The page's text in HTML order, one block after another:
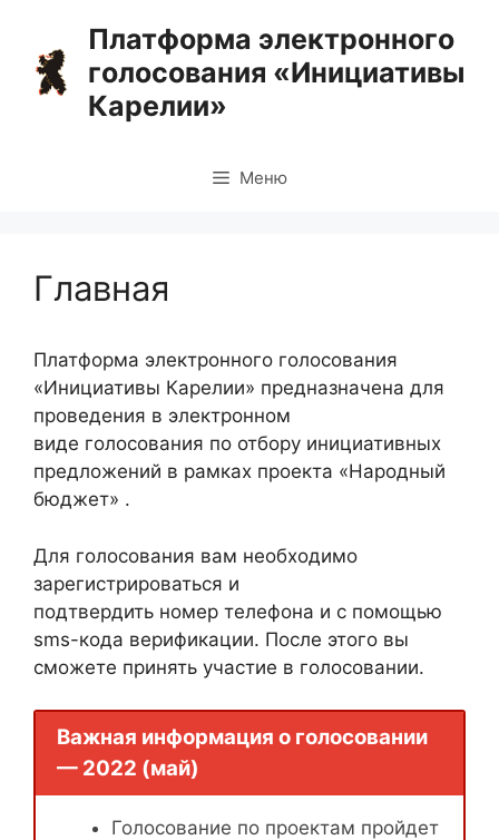
содержимому
Платформа электронного
голосования «Инициативы
Карелии»
Меню
Главная
Платформа электронного голосования
«Инициативы Карелии» предназначена для
проведения в электронном
виде голосования по отбору инициативных
предложений в рамках проекта «Народный
бюджет» .
Для голосования вам необходимо
зарегистрироваться и
подтвердить номер телефона и с помощью
sms-кода верификации. После этого вы
сможете принять участие в голосовании.
Важная информация о голосовании
— 2022 (май)
Голосование по проектам пройдет